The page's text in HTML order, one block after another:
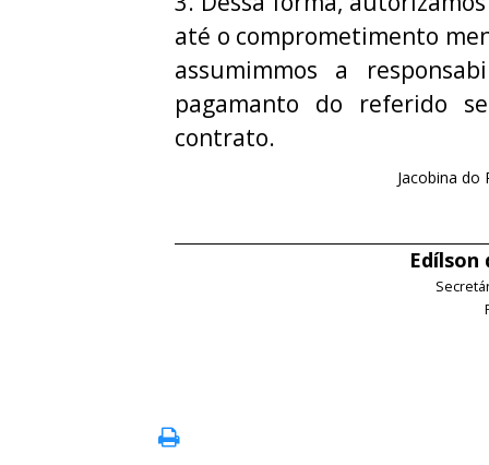
até o comprometimento
assumimmos a
pagamanto do referido
contrato.
Jacobina do
Edílson